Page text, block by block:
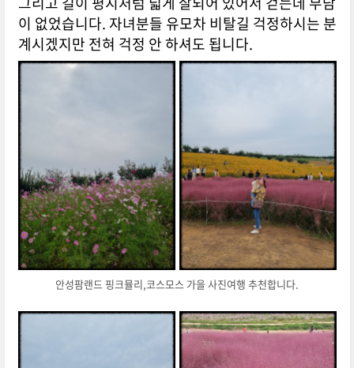
이 없었습니다. 자녀분들 유모차 비탈길 걱정하시는 분
계시겠지만 전혀 걱정 안 하셔도 됩니다.
안성팜랜드 핑크뮬리,코스모스 가을 사진여행 추천합니다.